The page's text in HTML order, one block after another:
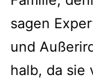
sa­gen
und
halb, da sie